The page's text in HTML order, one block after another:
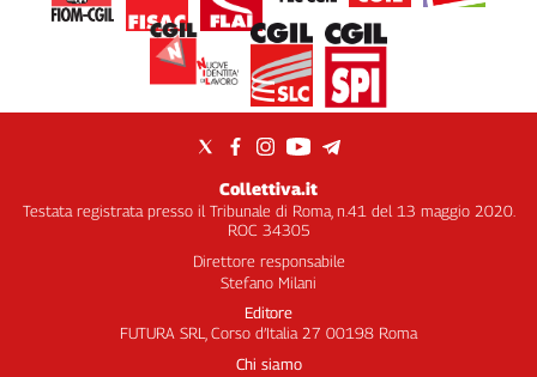
Collettiva.it
Testata registrata presso il Tribunale di Roma, n.41 del 13 maggio 2020.
ROC 34305
Direttore responsabile
Stefano Milani
Editore
FUTURA SRL, Corso d’Italia 27 00198 Roma
Chi siamo